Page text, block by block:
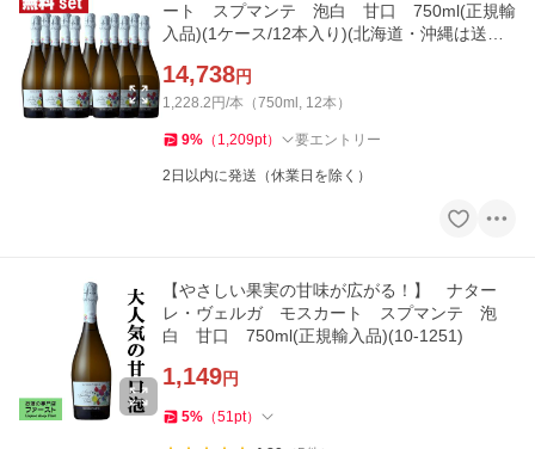
ート スプマンテ 泡白 甘口 750ml(正規輸
入品)(1ケース/12本入り)(北海道・沖縄は送料+
14,738円
1,228.2円/本（750ml, 12本）
9% （ 1,209pt） 要エントリー
2日以内に発送（休業日を除く）
【やさしい果実の甘味が広がる！】 ナター
レ・ヴェルガ モスカート スプマンテ 泡
白 甘口 750ml(正規輸入品)(10-1251)
1,149円
5% （51pt）